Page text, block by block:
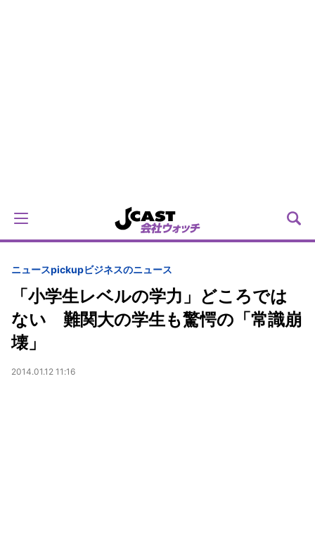
ニュースpickupビジネスのニュース
「小学生レベルの学力」どころでは
ない 難関大の学生も驚愕の「常識崩
壊」
2014.01.12 11:16